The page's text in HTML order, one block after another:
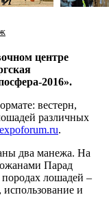
центре
2016».
вестерн,
различных
.
два манежа. На
Парад
породах лошадей –
использование и